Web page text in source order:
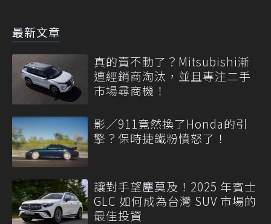
最新文章
真的賣不動了？Mitsubishi漸
遭經銷商淘汰，並且專注二手
市場尋商機！
影／911竟然換了Honda的引
擎？保時捷鐵粉憤怒了！
讓對手望塵莫及！2025 年賓士
GLC 如何成為台灣 SUV 市場的
最佳投資